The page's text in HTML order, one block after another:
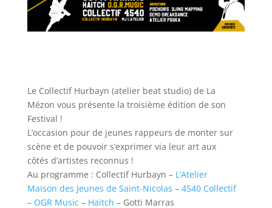
Le Collectif Hurbayn (atelier beat studio) de La
Mézon vous présente la troisième édition de son
Festival !
L’occasion pour de jeunes rappeurs de monter sur
scène et de pouvoir s’exprimer via leur art aux
côtés d’artistes reconnus !
Au programme : Collectif Hurbayn – L’Atelier
Maison des Jeunes de Saint-Nicolas – 4540 Collectif
– OGR Music – Haitch – Gotti Marras